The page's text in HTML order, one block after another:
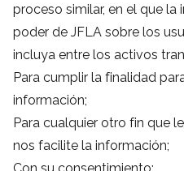
proceso similar, en el que
poder de JFLA sobre los
incluya entre los activos
Para cumplir la finalidad
información;
Para cualquier otro fin que
nos facilite la información;